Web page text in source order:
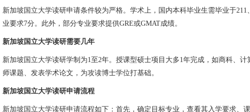
新加坡国立大学读研申请条件较为严格。学术上，国内本科毕业生需毕业于
业要求7分。此外，部分专业要求提供GRE或GMAT成绩。
新加坡国立大学读研需要几年
新加坡国立大学读研学制为1至2年。授课型硕士项目大多1年完成，如商科、
师课题、发表学术论文，为攻读博士学位打基础。
新加坡国立大学读研申请流程
新加坡国立大学读研申请流程如下：首先，确定目标专业，查看其入学要求